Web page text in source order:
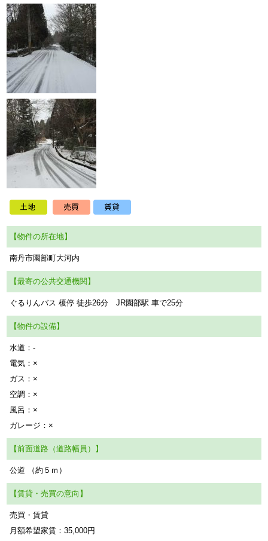
【物件の所在地】
南丹市園部町大河内
【最寄の公共交通機関】
ぐるりんバス 榎停 徒歩26分 JR園部駅 車で25分
【物件の設備】
水道：-
電気：×
ガス：×
空調：×
風呂：×
ガレージ：×
【前面道路（道路幅員）】
公道 （約５ｍ）
【賃貸・売買の意向】
売買・賃貸
月額希望家賃：35,000円